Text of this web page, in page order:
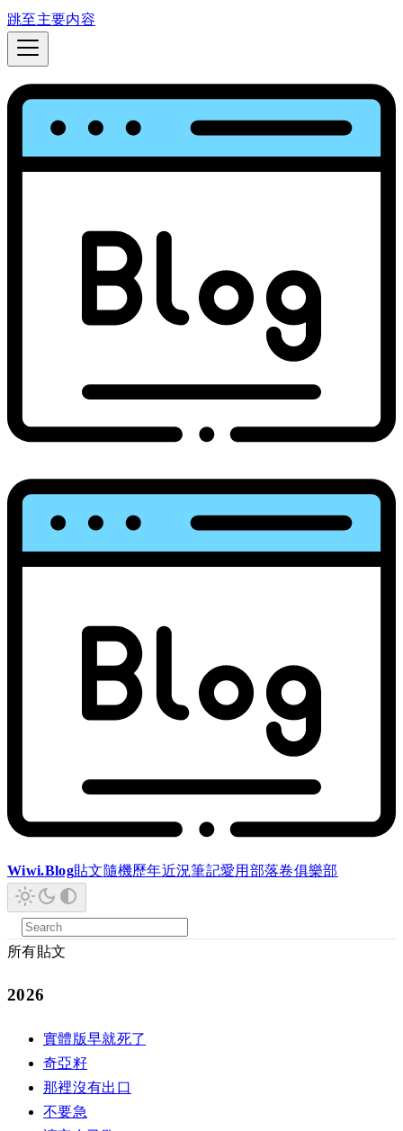
跳至主要内容
Wiwi.Blog貼文隨機歷年近況筆記愛用 部落卷俱樂部
所有貼文
2026
實體版早就死了
奇亞籽
那裡沒有出口
不要急